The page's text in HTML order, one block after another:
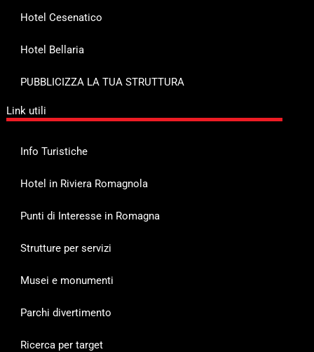
Hotel Cesenatico
Hotel Bellaria
PUBBLICIZZA LA TUA STRUTTURA
Link utili
Info Turistiche
Hotel in Riviera Romagnola
Punti di Interesse in Romagna
Strutture per servizi
Musei e monumenti
Parchi divertimento
Ricerca per target